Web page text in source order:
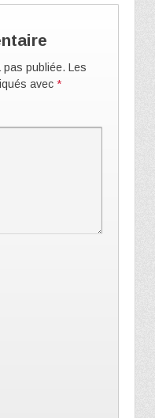
pas publiée. Les
avec *